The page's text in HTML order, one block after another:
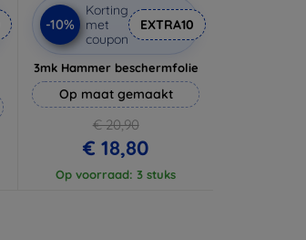
-10%
Korting
met
coupon
EXTRA10
3mk Hammer beschermfolie
Op maat gemaakt
€ 20,90
€ 18,80
Op voorraad: 3 stuks